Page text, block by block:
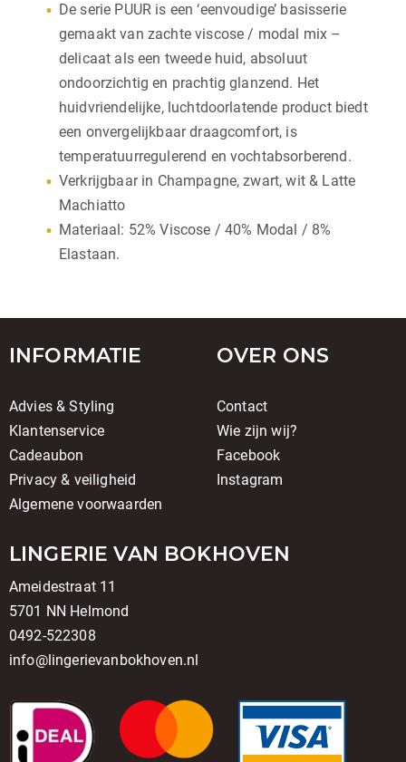
De serie PUUR is een ‘eenvoudige’ basisserie
gemaakt van zachte viscose / modal mix –
delicaat als een tweede huid, absoluut
ondoorzichtig en prachtig glanzend. Het
huidvriendelijke, luchtdoorlatende product biedt
een onvergelijkbaar draagcomfort, is
temperatuurregulerend en vochtabsorberend.
Verkrijgbaar in Champagne, zwart, wit & Latte
Machiatto
Materiaal: 52% Viscose / 40% Modal / 8%
Elastaan.
INFORMATIE
Advies & Styling
Klantenservice
Cadeaubon
Privacy & veiligheid
Algemene voorwaarden
OVER ONS
Contact
Wie zijn wij?
Facebook
Instagram
LINGERIE VAN BOKHOVEN
Ameidestraat 11
5701 NN Helmond
0492-522308
info@lingerievanbokhoven.nl